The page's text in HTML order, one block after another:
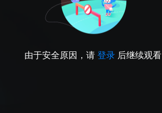
由于安全原因，请 登录 后继续观看